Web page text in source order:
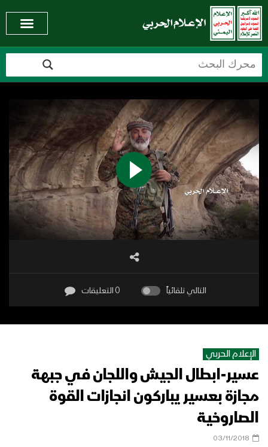
التالي تلقائياً 0 التعليقات
الإعلام الحربي
عسير-ابطال الجيش واللجان في جبهة
مجازة بعسير يباركون انجازات القوة
الصاروخية
03/11/2018